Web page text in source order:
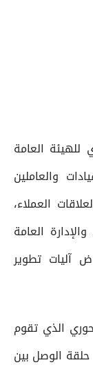
العامة
والعاملين
العملاء،
العامة
آليات تطوير
الذي تقوم
حلقة الوصل بين